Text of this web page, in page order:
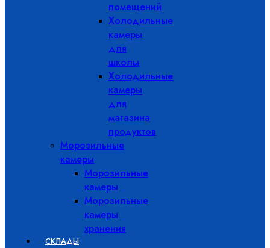
помещений
Холодильные
камеры
для
школы
Холодильные
камеры
для
магазина
продуктов
Морозильные
камеры
Морозильные
камеры
Морозильные
камеры
хранения
СКЛАДЫ